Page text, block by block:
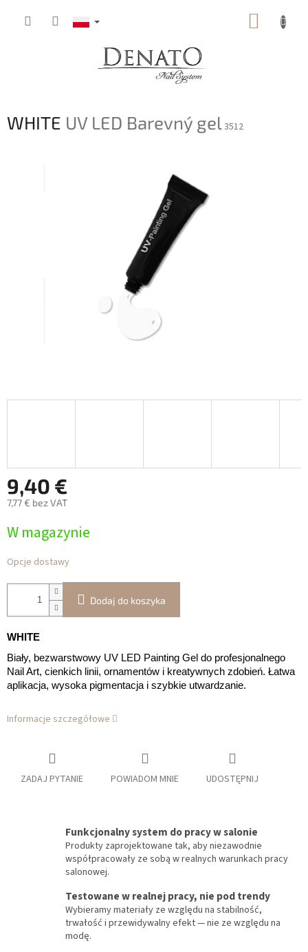
WHITE UV LED Barevný gel3512
9,40 €
7,77 € bez VAT
jednostkowa:
W magazynie
Opcje dostawy
Dodaj do koszyka
WHITE
Biały, bezwarstwowy UV LED Painting Gel do profesjonalnego
Nail Art, cienkich linii, ornamentów i kreatywnych zdobień. Łatwa
aplikacja, wysoka pigmentacja i szybkie utwardzanie.
Informacje szczegółowe
ZADAJ PYTANIE POWIADOM MNIE UDOSTĘPNIJ
Funkcjonalny system do pracy w salonie
Produkty zaprojektowane tak, aby niezawodnie
współpracowały ze sobą w realnych warunkach pracy
salonowej.
Testowane w realnej pracy, nie pod trendy
Wybieramy materiały ze względu na stabilność,
trwałość i przewidywalny efekt — nie ze względu na
modę.